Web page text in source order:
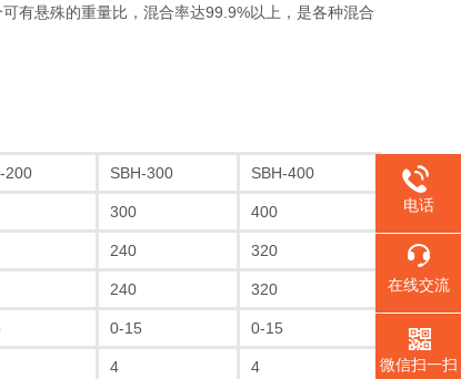
悬殊的重量比，混合率达99.9%以上，是各种混合
200 SBH-300 SBH-400
300 400
240 320
240 320
0-15 0-15
4 4
电话
在线交流
微信扫一扫